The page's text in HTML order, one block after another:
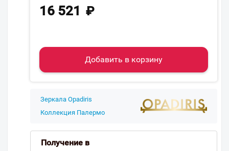
16 521 ₽
Добавить в корзину
Зеркала Opadiris
Коллекция Палермо
Получение в